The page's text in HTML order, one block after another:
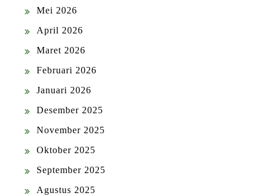
Mei 2026
April 2026
Maret 2026
Februari 2026
Januari 2026
Desember 2025
November 2025
Oktober 2025
September 2025
Agustus 2025